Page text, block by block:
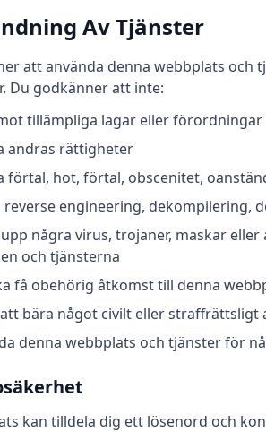
Av Tjänster
att använda denna webbplats och
Du godkänner att inte:
tillämpliga lagar eller förordningar
andras rättigheter
förtal, hot, förtal, obscenitet,
engineering, dekompilering,
några virus, trojaner, maskar
och tjänsterna
få obehörig åtkomst till denna
att bära något civilt eller
denna webbplats och tjänster för
kan tilldela dig ett lösenord och